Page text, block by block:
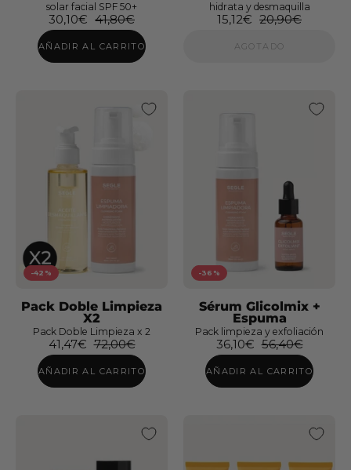
Cofre
Vital
Hidratación
Jordi
solar facial SPF 50+
30,10€ 41,80€
AÑADIR AL CARRITO
hidrata y desmaquilla
15,12€ 20,90€
AGOTADO
-42%
Pack Doble Limpieza
X2
Pack Doble Limpieza x 2
41,47€ 72,00€
AÑADIR AL CARRITO
-36%
Sérum Glicolmix +
Espuma
Pack limpieza y exfoliación
36,10€ 56,40€
AÑADIR AL CARRITO